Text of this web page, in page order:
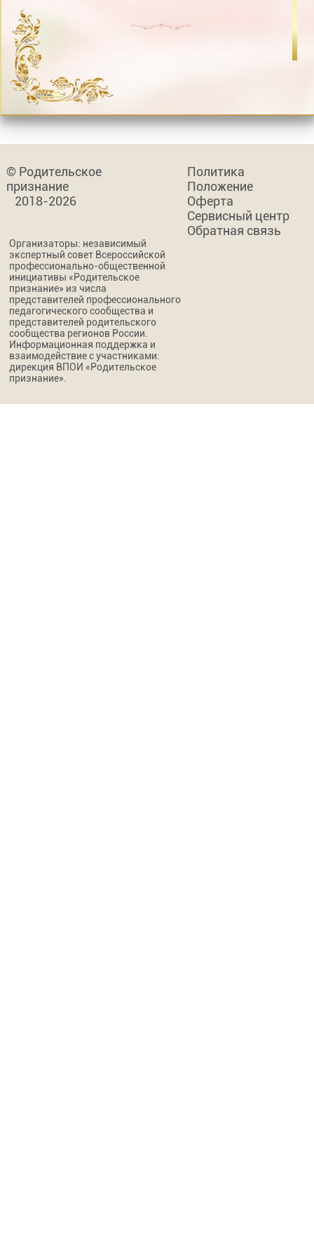
© Родительское
признание
2018-2026
Политика
Положение
Оферта
Сервисный центр
Обратная связь
Организаторы: независимый
экспертный совет Всероссийской
профессионально-общественной
инициативы «Родительское
признание» из числа
представителей профессионального
педагогического сообщества и
представителей родительского
сообщества регионов России.
Информационная поддержка и
взаимодействие с участниками:
дирекция ВПОИ «Родительское
признание».